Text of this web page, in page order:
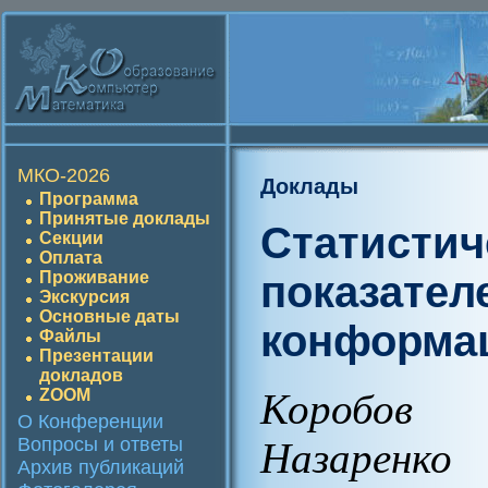
МКО-2026
Программа
Принятые доклады
Секции
Оплата
Проживание
Экскурсия
Основные даты
Файлы
Презентации
докладов
ZOOM
О Конференции
Вопросы и ответы
Архив публикаций
Доклады
Коробов